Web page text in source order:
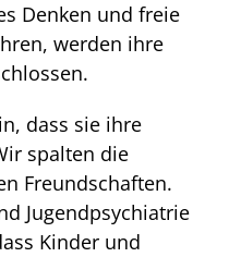
Denken und freie
werden ihre
dass sie ihre
spalten die
Freundschaften.
Jugendpsychiatrie
Kinder und